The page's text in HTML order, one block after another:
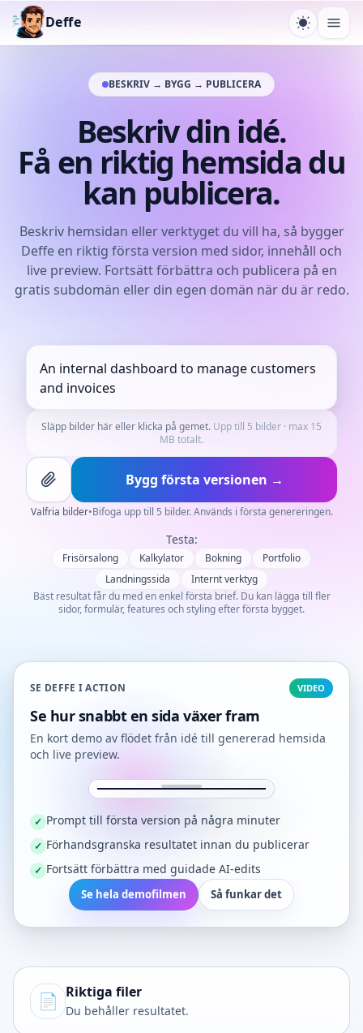
Deffe
Växla
BESKRIV → BYGG → PUBLICERA
Beskriv din idé.
Få en riktig hemsida du
kan publicera.
Beskriv hemsidan eller verktyget du vill ha, så bygger
Deffe en riktig första version med sidor, innehåll och
live preview. Fortsätt förbättra och publicera på en
gratis subdomän eller din egen domän när du är redo.
Släpp bilder här eller klicka på gemet. Upp till 5 bilder · max 15
MB totalt.
Bygg första versionen →
Valfria bilder•Bifoga upp till 5 bilder. Används i första genereringen.
Testa:
Frisörsalong Kalkylator Bokning
Portfolio
Landningssida
Internt verktyg
Bäst resultat får du med en enkel första brief. Du kan lägga till fler
sidor, formulär, features och styling efter första bygget.
SE DEFFE I ACTION VIDEO
Se hur snabbt en sida växer fram
En kort demo av flödet från idé till genererad hemsida
och live preview.
✓ Prompt till första version på några minuter
✓ Förhandsgranska resultatet innan du publicerar
✓ Fortsätt förbättra med guidade AI-edits
Se hela demofilmen Så funkar det
📄 Riktiga filer
Du behåller resultatet.